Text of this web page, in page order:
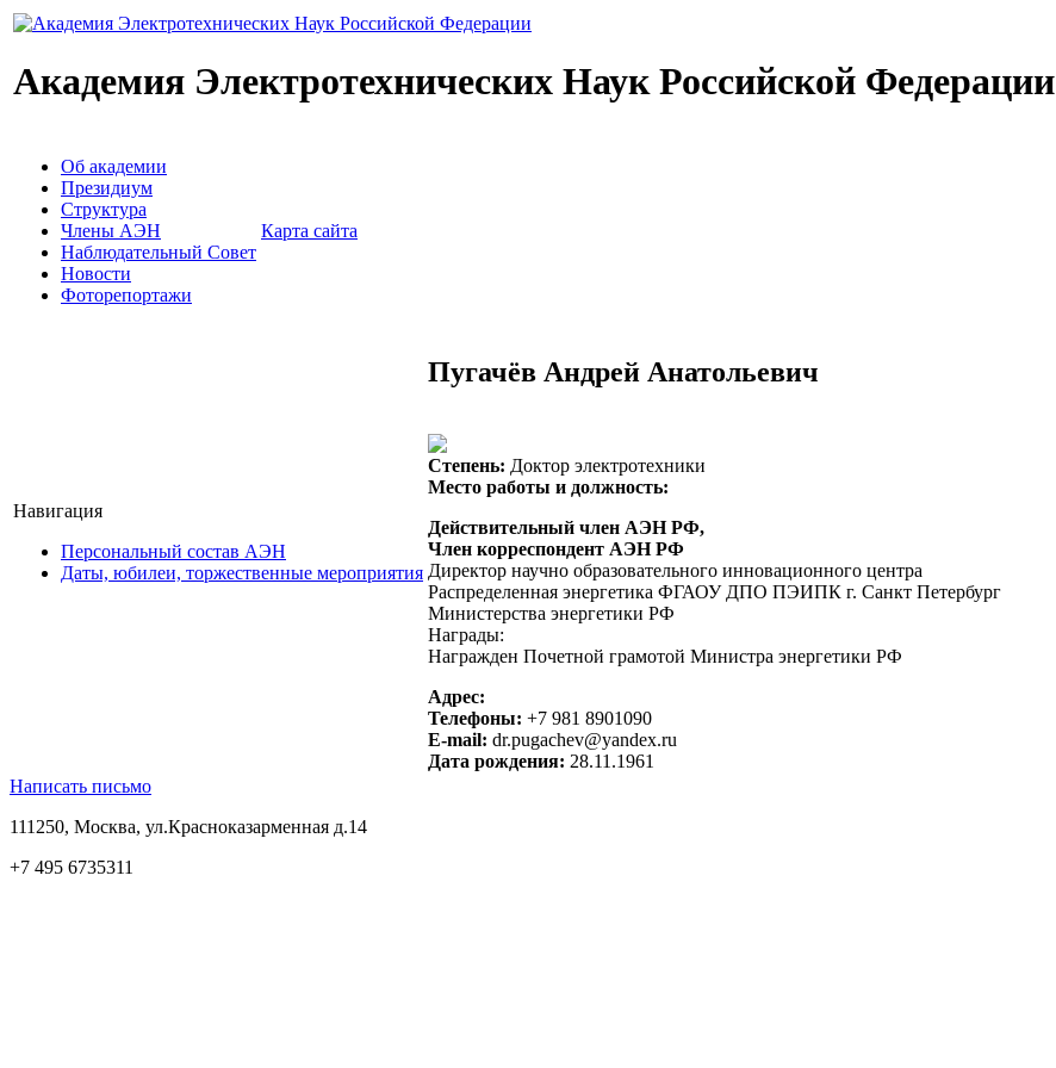
Академия Электротехнических Наук Российской Федерации
Об академии
Президиум
Структура
Члены АЭН
Наблюдательный Совет
Новости
Фоторепортажи
Карта сайта
Навигация
Персональный состав АЭН
Даты, юбилеи, торжественные мероприятия
Пугачёв Андрей Анатольевич
Степень: Доктор электротехники
Место работы и должность:
Действительный член АЭН РФ,
Член корреспондент АЭН РФ
Директор научно образовательного инновационного центра
Распределенная энергетика ФГАОУ ДПО ПЭИПК г. Санкт Петербург
Министерства энергетики РФ
Награды:
Награжден Почетной грамотой Министра энергетики РФ
Адрес:
Телефоны: +7 981 8901090
E-mail: dr.pugachev@yandex.ru
Дата рождения: 28.11.1961
Написать письмо
111250, Москва, ул.Красноказарменная д.14
+7 495 6735311